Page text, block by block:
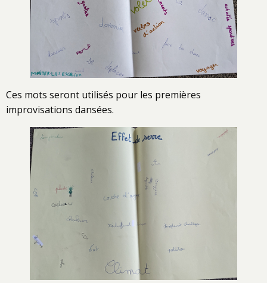
Ces mots seront utilisés pour les premières
improvisations dansées.